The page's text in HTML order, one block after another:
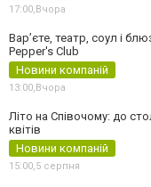
17:00, Вчора
Вар’єте, театр, соул і
Pepper's Club
Новини компаній
13:00, Вчора
Літо на Співочому: до
квітів
Новини компаній
15:00,5 серпня